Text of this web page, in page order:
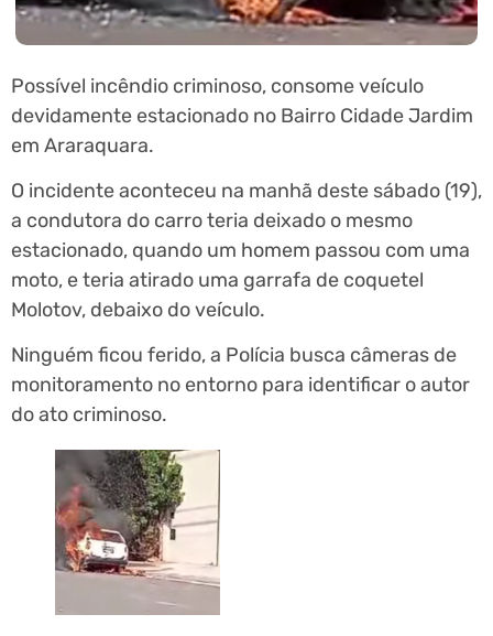
Possível incêndio criminoso, consome veículo
devidamente estacionado no Bairro Cidade Jardim
em Araraquara.
O incidente aconteceu na manhã deste sábado (19),
a condutora do carro teria deixado o mesmo
estacionado, quando um homem passou com uma
moto, e teria atirado uma garrafa de coquetel
Molotov, debaixo do veículo.
Ninguém ficou ferido, a Polícia busca câmeras de
monitoramento no entorno para identificar o autor
do ato criminoso.